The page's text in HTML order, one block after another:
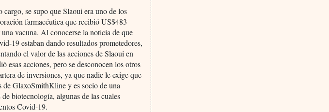
cargo, se supo que Slaoui era uno de los
farmacéutica que recibió US$483
vacuna. Al conocerse la noticia de que
19 estaban dando resultados prometedores,
el valor de las acciones de Slaoui en
esas acciones, pero se desconocen los otros
de inversiones, ya que nadie le exige que
GlaxoSmithKline y es socio de una
biotecnología, algunas de las cuales
Covid-19.